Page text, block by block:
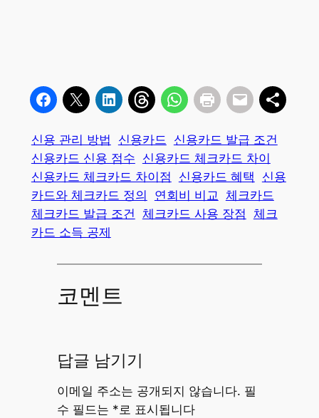
신용 관리 방법 신용카드 신용카드 발급 조건
신용카드 신용 점수 신용카드 체크카드 차이
신용카드 체크카드 차이점
신용카드 혜택
신용
카드와 체크카드 정의
연회비 비교 체크카드
체크카드 발급 조건 체크카드 사용 장점 체크
카드 소득 공제
코멘트
답글 남기기
이메일 주소는 공개되지 않습니다. 필
수 필드는 *로 표시됩니다